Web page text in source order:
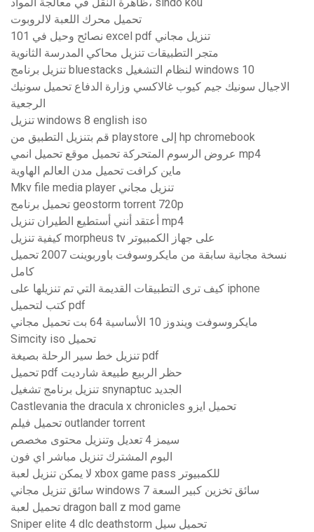
ظاهرة النقل في معالجة المواد، sindo kou
تحميل محرك اللعبة لالروبوت
101 نصائح وحيل في excel pdf تنزيل مجاني
متجر التطبيقات تنزيل محاكي المدرسة الثانوية
تنزيل برنامج bluestacks لنظام التشغيل windows 10
الاجيال سونيك جيم كيوب غالاكسي وزارة الدفاع تحميل سونيك
الرجعية
تنزيل windows 8 english iso
قم بتنزيل التطبيق من playstore إلى hp chromebook
عروض الرسوم المتحركة تحميل موقع تحميل انمي mp4
ماين كرافت تحميل مدن العالم الهاوية
Mkv file media player تنزيل مجاني
تحميل برنامج geostorm torrent 720p
أعتقد أنني أستطيع الطيران تنزيل mp4
كيفية تنزيل morpheus tv على جهاز الكمبيوتر
نسخة مجانية سابقة من مايكروسوفت باوربوينت 2007 تحميل
كامل
كيف ترى التطبيقات القديمة التي تم تنزيلها على iphone
كتب لتحميل pdf
مايكروسوفت ويندوز 10 الأساسية 64 بت تحميل مجاني
Simcity iso تحميل
تنزيل خط سير الرحلة بصيغة pdf
تحميل pdf حظر الربيع طبيعة شارديت
تنزيل برنامج تشغيل snynaptuc الجديد
Castlevania the dracula x chronicles تحميل ايزو
تحميل فيلم outlander torrent
سيمز 4 تعديل وتنزيل محتوى مخصص
البوم المشترك تنزيل مباشر اي فون
لا يمكن تنزيل لعبة xbox game pass للكمبيوتر
سائق تنزيل مجاني windows 7 سائق تخزين كبير السعة
تحميل لعبة dragon ball z mod game
Sniper elite 4 dlc deathstorm تحميل سيل